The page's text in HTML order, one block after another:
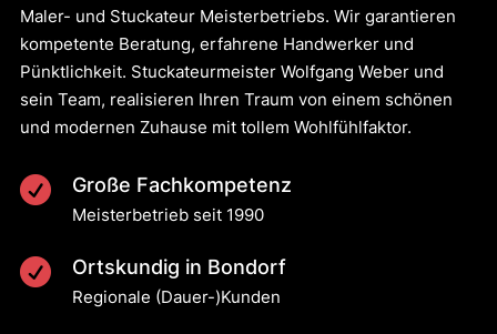
Maler- und Stuckateur Meisterbetriebs. Wir garantieren
kompetente Beratung, erfahrene Handwerker und
Pünktlichkeit. Stuckateurmeister Wolfgang Weber und
sein Team, realisieren Ihren Traum von einem schönen
und modernen Zuhause mit tollem Wohlfühlfaktor.
 Große Fachkompetenz
Meisterbetrieb seit 1990
 Ortskundig in Bondorf
Regionale (Dauer-)Kunden